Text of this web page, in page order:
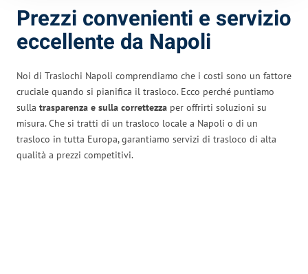
Prezzi convenienti e servizio
eccellente da Napoli
Noi di Traslochi Napoli comprendiamo che i costi sono un fattore
cruciale quando si pianifica il trasloco. Ecco perché puntiamo
sulla trasparenza e sulla correttezza per offrirti soluzioni su
misura. Che si tratti di un trasloco locale a Napoli o di un
trasloco in tutta Europa, garantiamo servizi di trasloco di alta
qualità a prezzi competitivi.